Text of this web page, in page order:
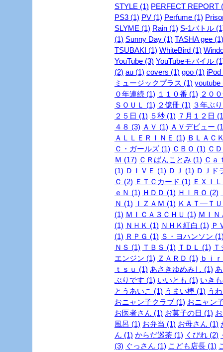
STYLE (1) PERFECT REPORT
PS3 (1) PV (1) Perfume (1)
SLYME (1) Rain (1) S-1バトル
(1) Sunny Day (1) TASHA gee (1)
TSUBAKI (1) WhiteBird (1)
YouTube (3) YouTubeモバイル
(2) au (1) covers (1) goo (1) iPod
ミュージックプラス (1) youtube
０年連続 (1) １１０番 (1) ２０
ＳＯＵＬ (1) ２億冊 (1) ３年ぶ
２５日 (1) ５秒 (1) ７月１２日
４８ (3) ＡＶ (1) ＡＶデビュー
ＡＬＬＥＲＩＮＥ (1) ＢＬＡＣ
Ｃ・ガールズ (1) ＣＢＯ (1) Ｃ
Ｍ (17) ＣＲばんことみ (1) Ｃａ
(1) ＤＩＶＥ (1) ＤＪ (1) ＤＪド
Ｃ (2) ＥＴＣカード (1) ＥＸＩ
ｅＮ (1) ＨＤＤ (1) ＨＩＲＯ (2)
Ｎ (1)
ＩＺＡＭ (1) ＫＡＴ―Ｔ
(1) ＭＩＣＡ３ＣＨＵ (1) ＭＩＮ
(1) ＮＨＫ (1) ＮＨＫ紅白 (1) Ｐ
(1) ＲＰＧ (1) Ｓ・ヨハンソン
ＮＳ (1) ＴＢＳ (1) ＴＤＬ (1)
エンジン (1) ＺＡＲＤ (1) ｂｉ
ｔｓｕ (1) あさきゆめみし (1)
ぶりです (1) いいとも (1) いき
とうあいこ (1) うまい棒 (1) う
おニャン子クラブ (1) おニャン
お医者さん (1) お菓子の日 (1)
風呂 (1) お弁当 (1) お母さん (1)
ん (1) からだ巡茶 (1) くびれ (2)
(3) ぐっさん (1) こども店長 (1)